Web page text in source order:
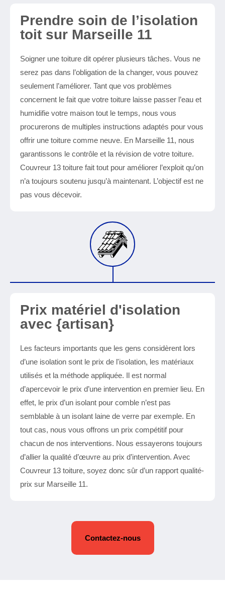
Prendre soin de l’isolation
toit sur Marseille 11
Soigner une toiture dit opérer plusieurs tâches. Vous ne
serez pas dans l’obligation de la changer, vous pouvez
seulement l’améliorer. Tant que vos problèmes
concernent le fait que votre toiture laisse passer l’eau et
humidifie votre maison tout le temps, nous vous
procurerons de multiples instructions adaptés pour vous
offrir une toiture comme neuve. En Marseille 11, nous
garantissons le contrôle et la révision de votre toiture.
Couvreur 13 toiture fait tout pour améliorer l’exploit qu’on
n’a toujours soutenu jusqu’à maintenant. L’objectif est ne
pas vous décevoir.
Prix matériel d'isolation
avec {artisan}
Les facteurs importants que les gens considèrent lors
d’une isolation sont le prix de l'isolation, les matériaux
utilisés et la méthode appliquée. Il est normal
d’apercevoir le prix d’une intervention en premier lieu. En
effet, le prix d’un isolant pour comble n’est pas
semblable à un isolant laine de verre par exemple. En
tout cas, nous vous offrons un prix compétitif pour
chacun de nos interventions. Nous essayerons toujours
d’allier la qualité d’œuvre au prix d’intervention. Avec
Couvreur 13 toiture, soyez donc sûr d’un rapport qualité-
prix sur Marseille 11.
Contactez-nous